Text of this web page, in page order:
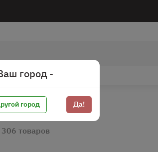
306 товаров
город -
город Да!